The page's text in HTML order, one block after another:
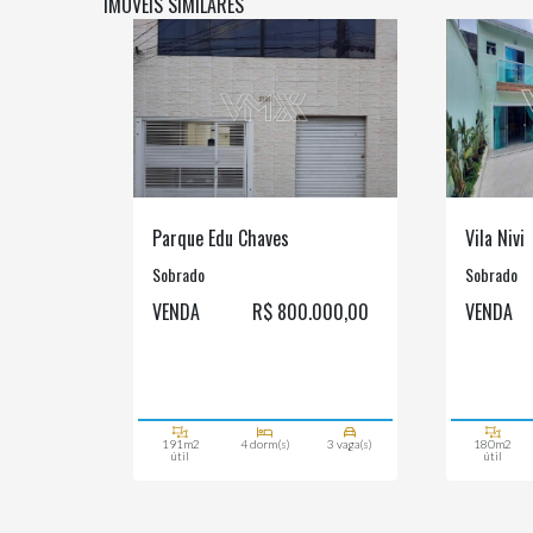
Parque Edu Chaves
Sobrado
VENDA R$ 800.000,00
191m2
útil
4 dorm(s) 3 vaga(s)
Vila Nivi
Sobrado
VENDA
180m2
útil